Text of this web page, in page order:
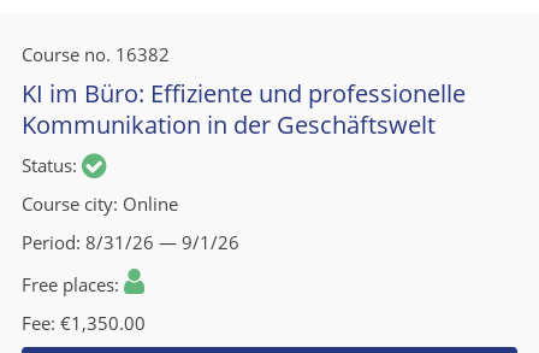
Course no. 16382
KI im Büro: Effiziente und professionelle
Kommunikation in der Geschäftswelt
Status
Course city Online
Period 8/31/26 — 9/1/26
Free places
Fee €1,350.00